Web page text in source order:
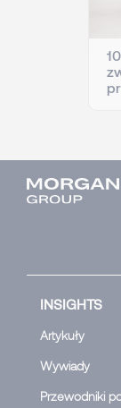
INSIGHTS
Artykuły
Wywiady
Przewodniki